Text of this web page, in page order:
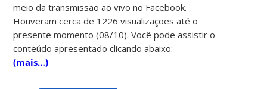
meio da transmissão ao vivo no Facebook.
Houveram cerca de 1226 visualizações até o
presente momento (08/10). Você pode assistir o
conteúdo apresentado clicando abaixo:
(mais…)